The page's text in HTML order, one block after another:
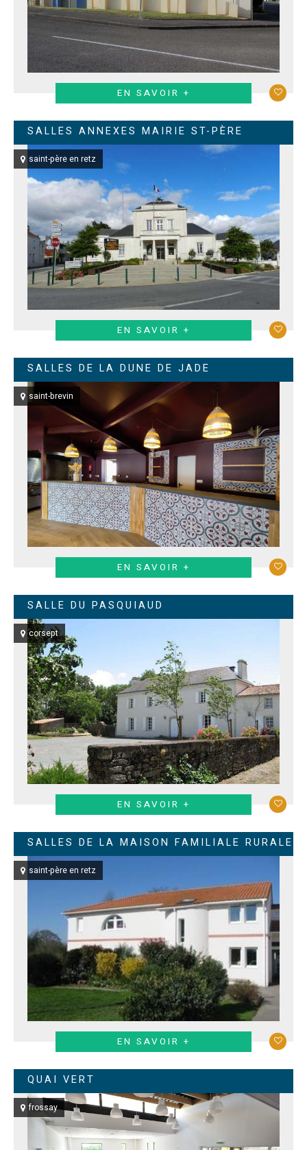
EN SAVOIR +
SALLES ANNEXES MAIRIE ST-PÈRE
saint-père en retz
EN SAVOIR +
SALLES DE LA DUNE DE JADE
saint-brevin
EN SAVOIR +
SALLE DU PASQUIAUD
corsept
EN SAVOIR +
SALLES DE LA MAISON FAMILIALE RURALE
saint-père en retz
EN SAVOIR +
QUAI VERT
frossay